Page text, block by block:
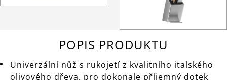
POPIS PRODUKTU
Univerzální nůž s rukojetí z kvalitního italského
olivového dřeva, pro dokonale příjemný dotek